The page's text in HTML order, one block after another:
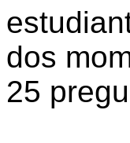
dos
25